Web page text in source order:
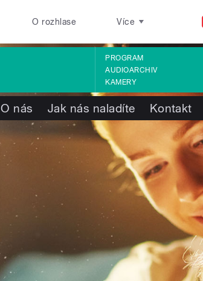
O rozhlase Více
PROGRAM
AUDIOARCHIV
KAMERY
O nás Jak nás naladíte Kontakt